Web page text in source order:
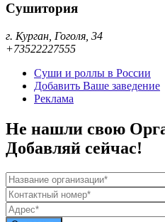
Сушитория
г. Курган, Гоголя, 34
+73522227555
Суши и роллы в России
Добавить Ваше заведение
Реклама
Не нашли свою
Добавляй сейчас!